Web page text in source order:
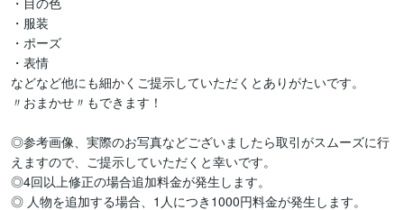
・服装
・ポーズ
・表情
などなど他にも細かくご提示していただくとありがたいです。
〃おまかせ〃もできます！
◎参考画像、実際のお写真などございましたら取引がスムーズに行
えますので、ご提示していただくと幸いです。
◎4回以上修正の場合追加料金が発生します。
◎ 人物を追加する場合、1人につき1000円料金が発生します。